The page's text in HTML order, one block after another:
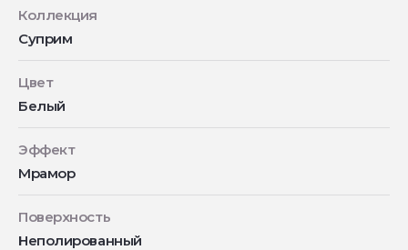
Коллекция
Суприм
Цвет
Белый
Эффект
Мрамор
Поверхность
Неполированный